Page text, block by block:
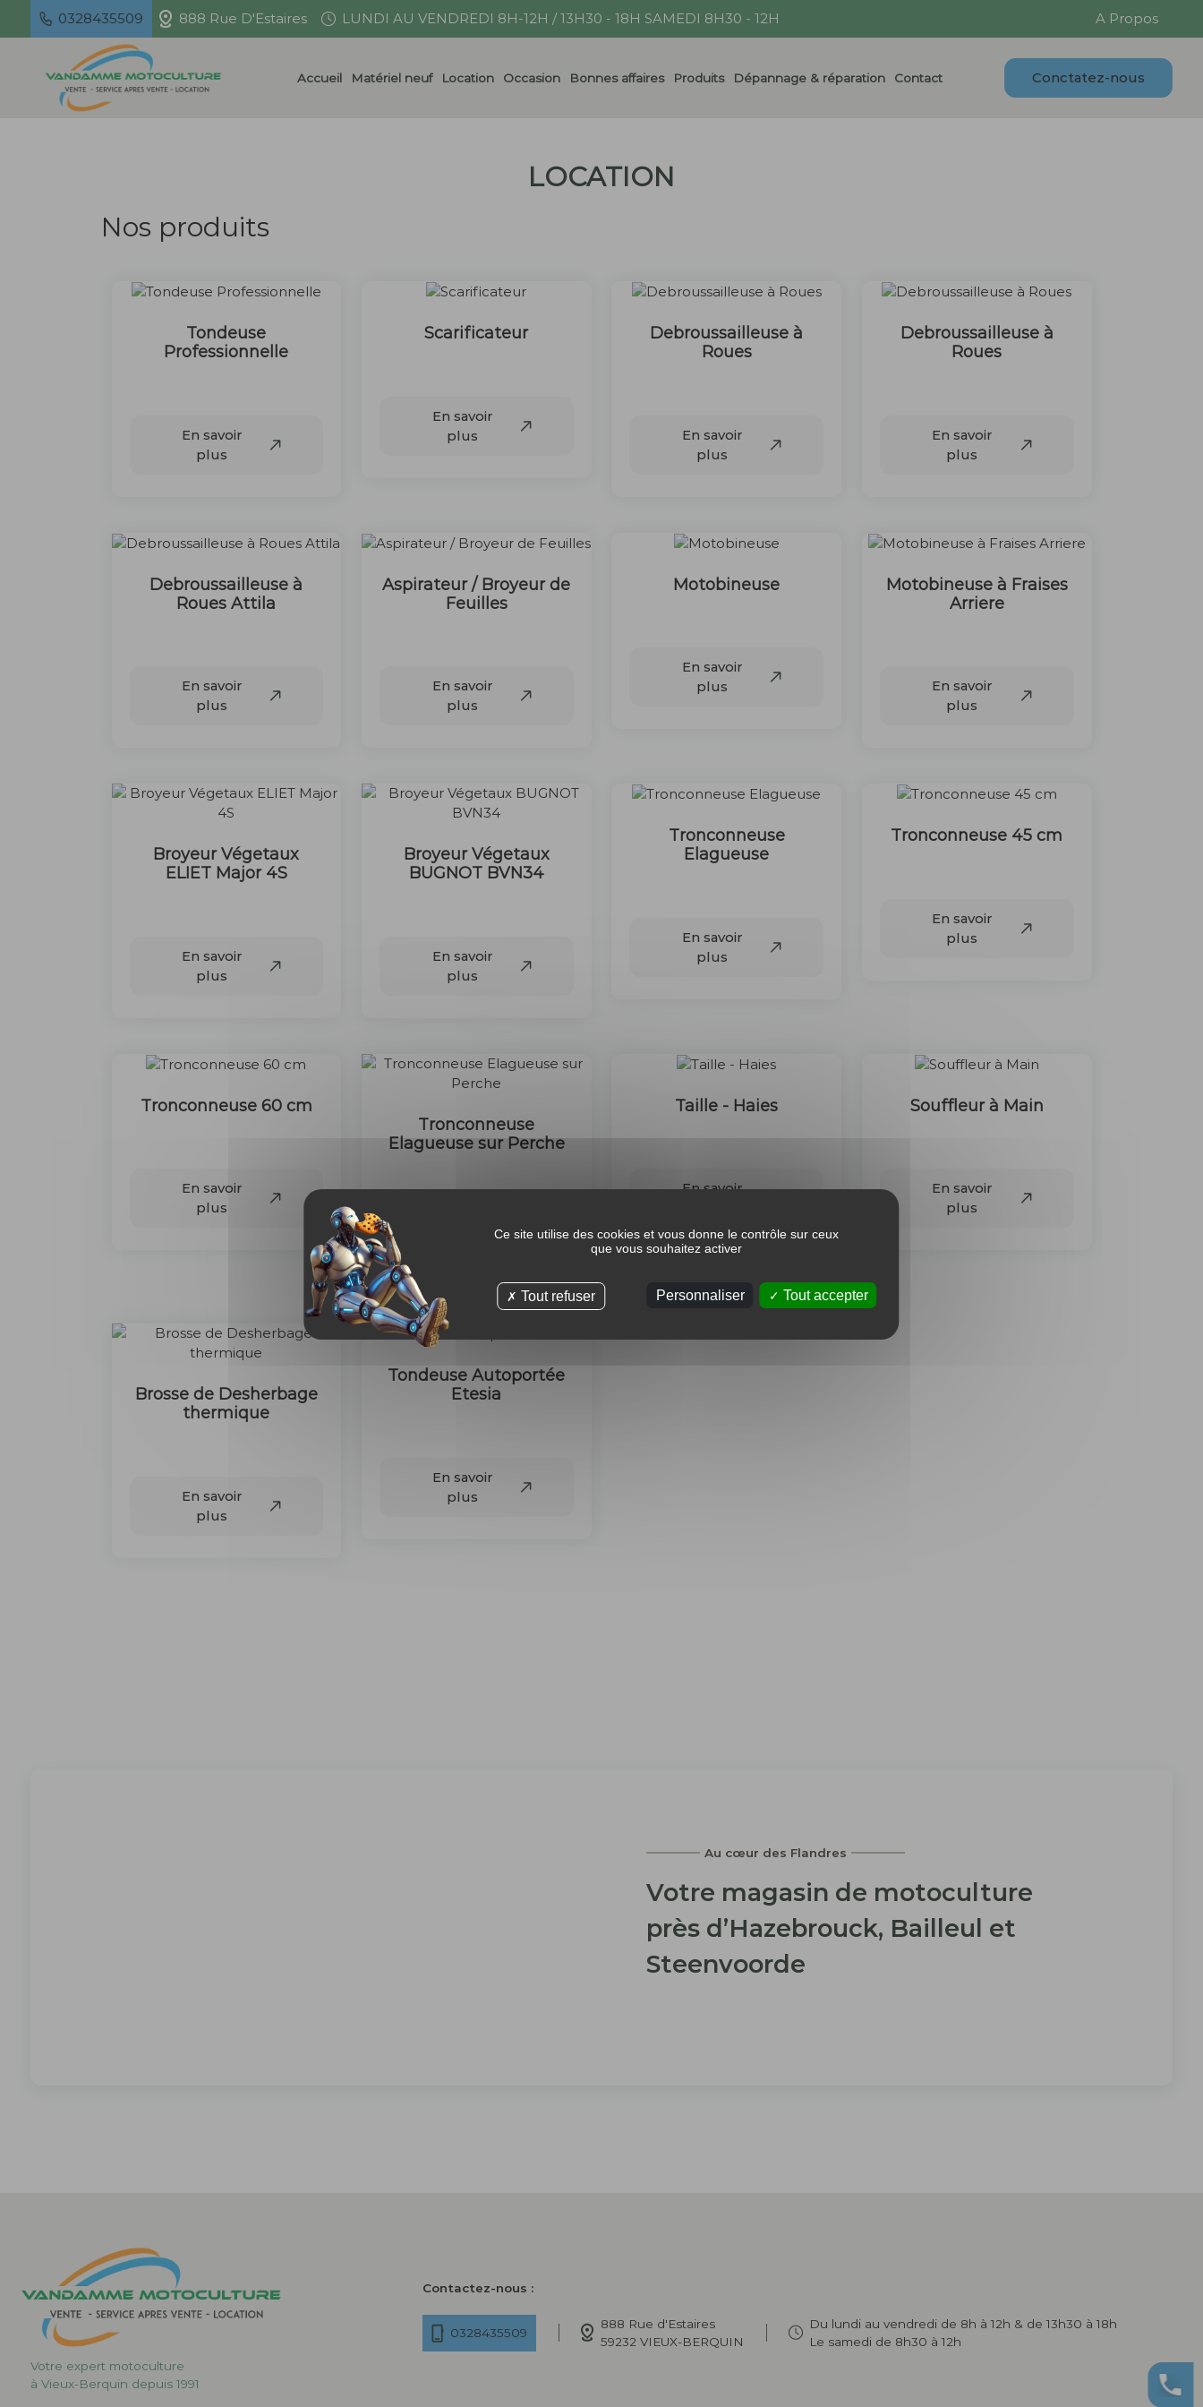
Panneau de gestion des cookies
Ce site utilise des cookies et vous donne le contrôle sur ceux
que vous souhaitez activer
Tout accepter
Tout refuser Personnaliser
0328435509 888 Rue D'Estaires LUNDI AU VENDREDI 8H-12H / 13H30 - 18H SAMEDI 8H30 - 12H A Propos
Accueil Matériel neuf Location Occasion Bonnes affaires Produits Dépannage & réparation Contact Conctatez-nous
LOCATION
Nos produits
Tondeuse
Professionnelle
En savoir
plus
Scarificateur
En savoir
plus
Debroussailleuse à
Roues
En savoir
plus
Debroussailleuse à
Roues
En savoir
plus
Debroussailleuse à
Roues Attila
En savoir
plus
Aspirateur / Broyeur de
Feuilles
En savoir
plus
Motobineuse
En savoir
plus
Motobineuse à Fraises
Arriere
En savoir
plus
Broyeur Végetaux
ELIET Major 4S
En savoir
plus
Broyeur Végetaux
BUGNOT BVN34
En savoir
plus
Tronconneuse
Elagueuse
En savoir
plus
Tronconneuse 45 cm
En savoir
plus
Tronconneuse 60 cm
En savoir
plus
Tronconneuse
Elagueuse sur Perche
Taille - Haies
En savoir
Souffleur à Main
En savoir
plus
Brosse de Desherbage
thermique
En savoir
plus
Tondeuse Autoportée
Etesia
En savoir
plus
Au cœur des Flandres
Votre magasin de motoculture
près d’Hazebrouck, Bailleul et
Steenvoorde
Votre expert motoculture
à Vieux-Berquin depuis 1991
Contactez-nous :
0328435509
888 Rue d'Estaires
59232 VIEUX-BERQUIN
Du lundi au vendredi de 8h à 12h & de 13h30 à 18h
Le samedi de 8h30 à 12h